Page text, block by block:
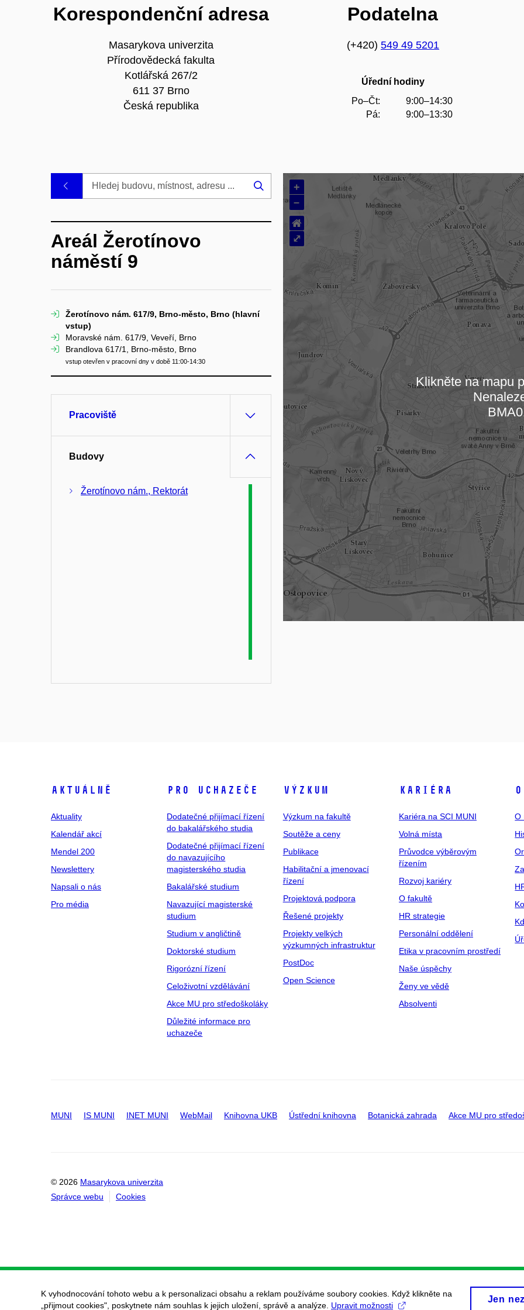
Korespondenční adresa
Masarykova univerzita
Přírodovědecká fakulta
Kotlářská 267/2
611 37 Brno
Česká republika
Podatelna
(+420) 549 49 5201
Úřední hodiny
Po–Čt:
Pá:
9:00–14:30
9:00–13:30
Načítám
+
–
⌂
⤢
Klikněte na mapu
Hledej
Areál Žerotínovo
náměstí 9
Žerotínovo nám. 617/9, Brno-město, Brno (hlavní
vstup)
Moravské nám. 617/9, Veveří, Brno
Brandlova 617/1, Brno-město, Brno
vstup otevřen v pracovní dny v době 11:00-14:30
Pracoviště
Budovy
Žerotínovo nám., Rektorát
Aktuálně
Aktuality
Kalendář akcí
Mendel 200
Newslettery
Napsali o nás
Pro média
Pro uchazeče
Dodatečné přijímací řízení
do bakalářského studia
Dodatečné přijímací řízení
do navazujícího
magisterského studia
Bakalářské studium
Navazující magisterské
studium
Studium v angličtině
Doktorské studium
Rigorózní řízení
Celoživotní vzdělávání
Akce MU pro středoškoláky
Důležité informace pro
uchazeče
Výzkum
Výzkum na fakultě
Soutěže a ceny
Publikace
Habilitační a jmenovací
řízení
Projektová podpora
Řešené projekty
Projekty velkých
výzkumných infrastruktur
PostDoc
Open Science
Kariéra
Kariéra na SCI MUNI
Volná místa
Průvodce výběrovým
řízením
Rozvoj kariéry
O fakultě
HR strategie
Personální oddělení
Etika v pracovním prostředí
Naše úspěchy
Ženy ve vědě
Absolventi
O
MUNI IS MUNI INET MUNI WebMail Knihovna UKB Ústřední knihovna Botanická zahrada Akce MU pro
© 2026 Masarykova univerzita
Správce webu
Cookies
K vyhodnocování tohoto webu a k personalizaci obsahu a reklam používáme soubory cookies. Když klikněte na
„přijmout cookies", poskytnete nám souhlas k jejich uložení, správě a analýze. Upravit možnosti
Jen